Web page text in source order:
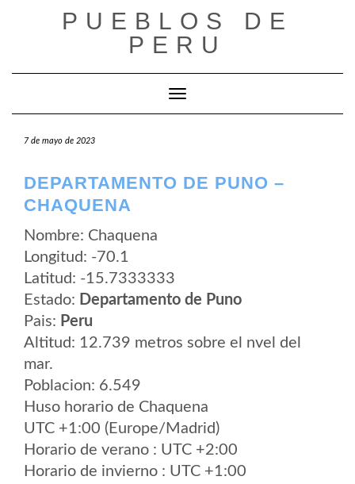
PUEBLOS DE
PERU
Cambiar modo de navegación
7 de mayo de 2023
DEPARTAMENTO DE PUNO –
CHAQUENA
Nombre: Chaquena
Longitud: -70.1
Latitud: -15.7333333
Estado: Departamento de Puno
Pais: Peru
Altitud: 12.739 metros sobre el nvel del
mar.
Poblacion: 6.549
Huso horario de Chaquena
UTC +1:00 (Europe/Madrid)
Horario de verano : UTC +2:00
Horario de invierno : UTC +1:00